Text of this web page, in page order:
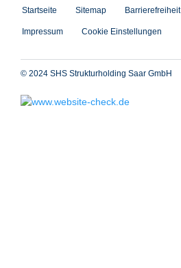
Startseite Sitemap Barrierefreiheit
Impressum Cookie Einstellungen
© 2024 SHS Strukturholding Saar GmbH